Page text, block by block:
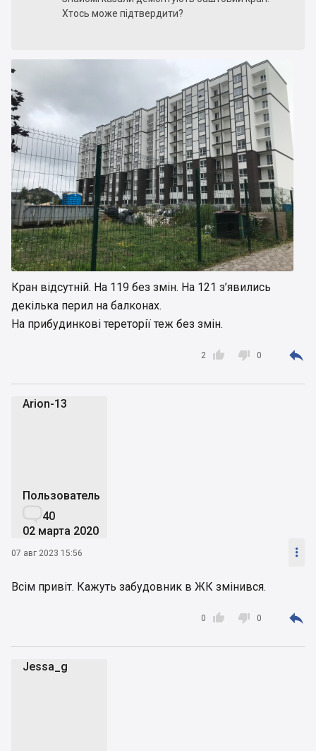
Хтось може підтвердити?
Кран відсутній. На 119 без змін. На 121 з’явились
декілька перил на балконах.
На прибудинкові тереторії теж без змін.

2  0 
Arion-13
Пользователь
40
02 марта 2020
07 авг 2023 15:56 
Всім привіт. Кажуть забудовник в ЖК змінився.

0  0 
Jessa_g